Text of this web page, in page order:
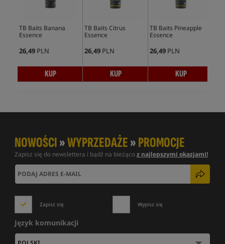
TB Baits Banana
Essence
26,49 PLN
KUP
TB Baits Citrus
Essence
26,49 PLN
KUP
TB Baits Pineapple
Essence
26,49 PLN
KUP
NOWOŚCI»WYPRZEDAŻE»PROMOCJE
Zapisz się do newslettera i bądź na bieżącoz najlepszymi okazjami!
Zapisz się Wypisz się
Język komunikacji